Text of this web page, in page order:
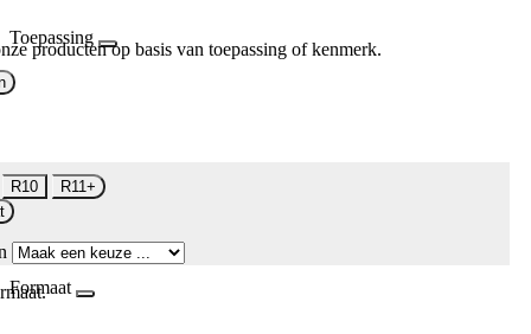
Toepassing
producten op basis van toepassing of kenmerk.
R10
R11+
Formaat